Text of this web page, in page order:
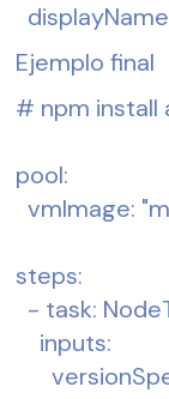
Ejemplo final
# npm install
pool:
vmImage:
steps:
- task:
inputs: